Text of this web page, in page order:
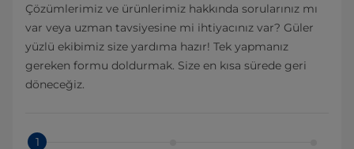
Çözümlerimiz ve ürünlerimiz hakkında sorularınız mı
var veya uzman tavsiyesine mi ihtiyacınız var? Güler
yüzlü ekibimiz size yardıma hazır! Tek yapmanız
gereken formu doldurmak. Size en kısa sürede geri
döneceğiz.
1